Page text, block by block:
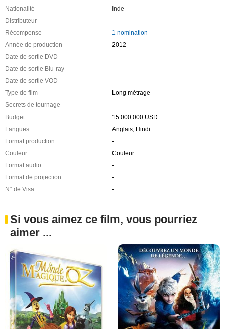
Nationalité
Inde
Distributeur
-
Récompense
1 nomination
Année de production
2012
Date de sortie DVD
-
Date de sortie Blu-ray
-
Date de sortie VOD
-
Type de film
Long métrage
Secrets de tournage
-
Budget
15 000 000 USD
Langues
Anglais, Hindi
Format production
-
Couleur
Couleur
Format audio
-
Format de projection
-
N° de Visa
-
Si vous aimez ce film, vous pourriez
aimer ...